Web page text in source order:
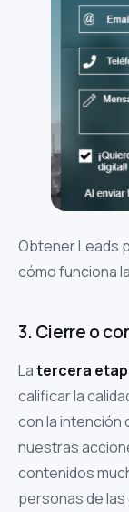
Obtener Leads
cómo funciona
3. Cierre o
Latercera
calificar la
con la intención
nuestras
contenidos
personas de